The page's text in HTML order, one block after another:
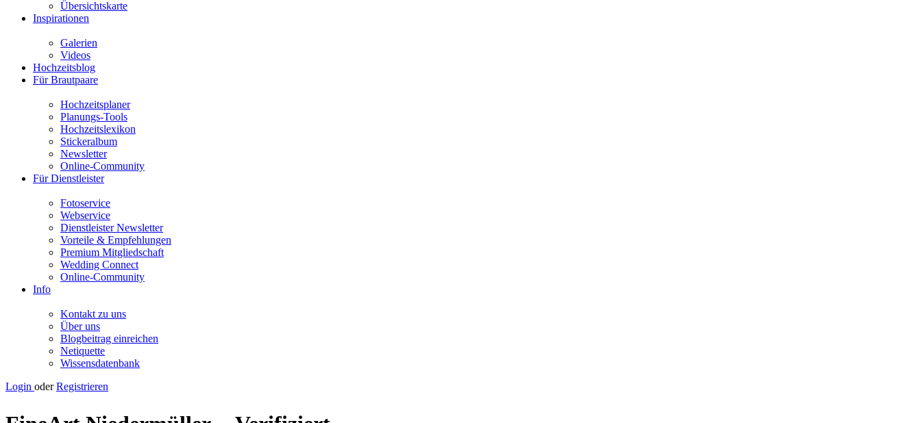
Übersichtskarte
Inspirationen
Galerien
Videos
Hochzeitsblog
Für Brautpaare
Hochzeitsplaner
Planungs-Tools
Hochzeitslexikon
Stickeralbum
Newsletter
Online-Community
Für Dienstleister
Fotoservice
Webservice
Dienstleister Newsletter
Vorteile & Empfehlungen
Premium Mitgliedschaft
Wedding Connect
Online-Community
Info
Kontakt zu uns
Über uns
Blogbeitrag einreichen
Netiquette
Wissensdatenbank
Login oder Registrieren